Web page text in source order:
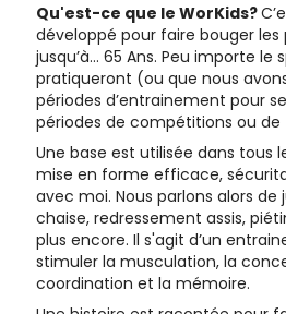
Qu'est-ce que le WorKids?
développé pour faire bouger les
jusqu’à... 65 Ans. Peu importe
pratiqueront (ou que nous
périodes d’entrainement pour
périodes de compétitions ou de
Une base est utilisée dans tous
mise en forme efficace,
avec moi. Nous parlons alors
chaise, redressement assis,
plus encore. Il s'agit d’un
stimuler la musculation, la
coordination et la mémoire.